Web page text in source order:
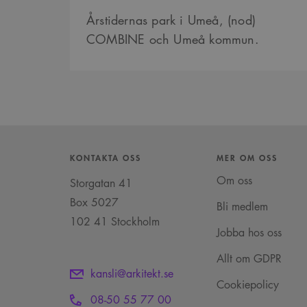
Årstidernas park i Umeå, (nod)
COMBINE och Umeå kommun.
KONTAKTA OSS
Storgatan 41
Box 5027
102 41 Stockholm
kansli@arkitekt.se
08-50 55 77 00
MER OM OSS
Om oss
Bli medlem
Jobba hos oss
Allt om GDPR
Cookiepolicy
VISITOR_INFO1_LIVE